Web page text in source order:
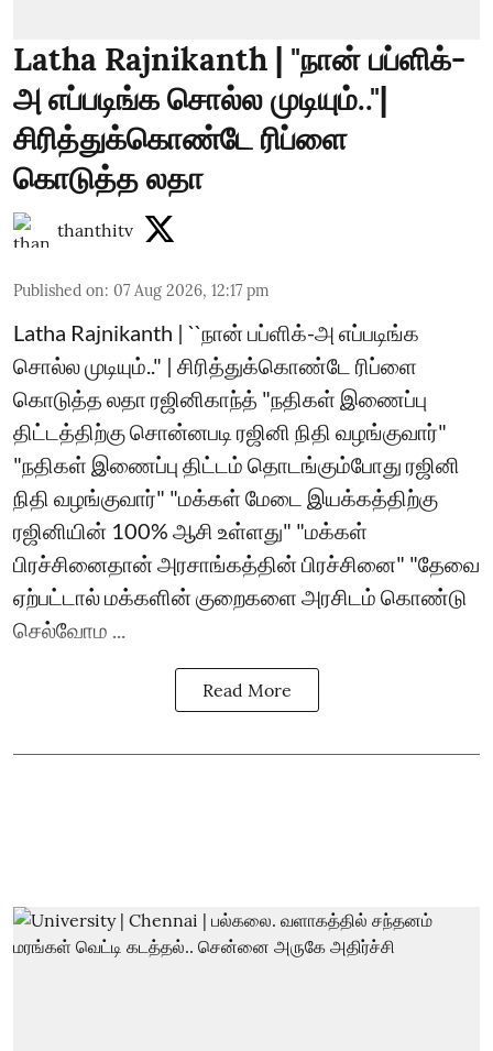
Latha Rajnikanth | "நான் பப்ளிக்-
அ எப்படிங்க சொல்ல முடியும்.."|
சிரித்துக்கொண்டே ரிப்ளை
கொடுத்த லதா
thanthitv
Published on: 07 Aug 2026, 12:17 pm
Latha Rajnikanth | ``நான் பப்ளிக்-அ எப்படிங்க
சொல்ல முடியும்.." | சிரித்துக்கொண்டே ரிப்ளை
கொடுத்த லதா ரஜினிகாந்த் "நதிகள் இணைப்பு
திட்டத்திற்கு சொன்னபடி ரஜினி நிதி வழங்குவார்"
"நதிகள் இணைப்பு திட்டம் தொடங்கும்போது ரஜினி
நிதி வழங்குவார்" "மக்கள் மேடை இயக்கத்திற்கு
ரஜினியின் 100% ஆசி உள்ளது" "மக்கள்
பிரச்சினைதான் அரசாங்கத்தின் பிரச்சினை" "தேவை
ஏற்பட்டால் மக்களின் குறைகளை அரசிடம் கொண்டு
செல்வோம ...
Read More